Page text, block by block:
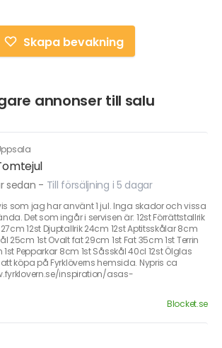
Skapa bevakning
annonser till salu
sedan - Till försäljning i 5 dagar
som jag har använt 1 jul. Inga skador och vissa
Det som ingår i servisen är: 12st Förrättstallrik
12st Djuptallrik 24cm 12st Aptitsskålar 8cm
25cm 1st Ovalt fat 29cm 1st Fat 35cm 1st Terrin
1st Pepparkar 8cm 1st Såsskål 40cl 12st Ölglas
köpa på Fyrklöverns hemsida. Nypris ca
inspiration/asas-
Blocket.se